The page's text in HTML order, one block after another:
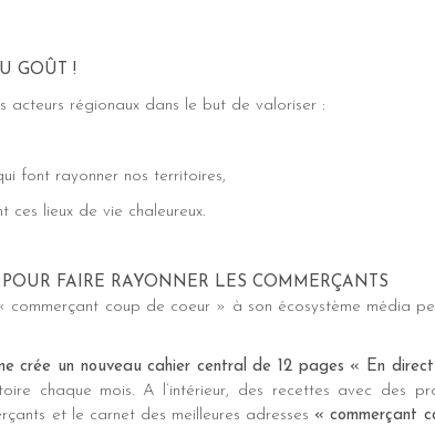
GOÛT !
acteurs régionaux dans le but de valoriser :
font rayonner nos territoires,
ces lieux de vie chaleureux.
FAIRE RAYONNER LES COMMERÇANTS
commerçant coup de coeur » à son écosystème média
crée un nouveau cahier central de 12 pages « En
chaque mois. A l’intérieur, des recettes avec des
et le carnet des meilleures adresses « commerçant